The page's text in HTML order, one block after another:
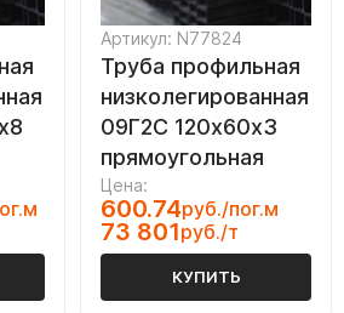
Артикул: N77824
Труба профильная
низколегированная
09Г2С 120х60х3
прямоугольная
Цена:
600.74руб./пог.м
73 801руб./т
КУПИТЬ